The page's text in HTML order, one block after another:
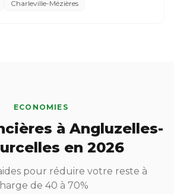
Charleville-Mézières
ECONOMIES
à Angluzelles-
en 2026
pour réduire votre reste à
de 40 à 70%